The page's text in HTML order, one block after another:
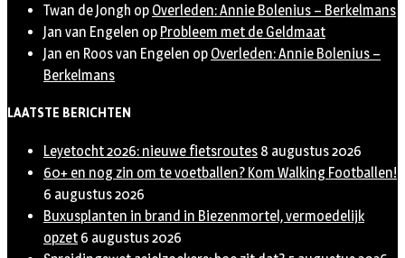
Twan de Jongh op Overleden: Annie Bolenius – Berkelmans
Jan van Engelen op Probleem met de Geldmaat
Jan en Roos van Engelen op Overleden: Annie Bolenius –
Berkelmans
LAATSTE BERICHTEN
Leyetocht 2026: nieuwe fietsroutes 8 augustus 2026
60+ en nog zin om te voetballen? Kom Walking Footballen!
6 augustus 2026
Buxusplanten in brand in Biezenmortel, vermoedelijk
opzet 6 augustus 2026